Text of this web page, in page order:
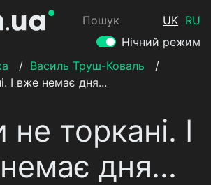
Пошук UK RU
Нічний режим
/ Василь Труш-Коваль
/
І вже немає дня...
торкані. І
дня...